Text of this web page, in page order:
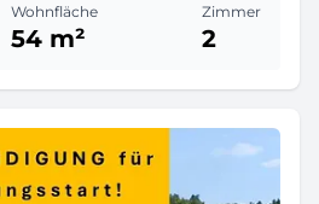
Wohnfläche
54 m²
Zimmer
2